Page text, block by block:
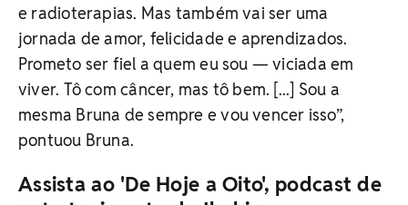
e radioterapias. Mas também vai ser uma
jornada de amor, felicidade e aprendizados.
Prometo ser fiel a quem eu sou — viciada em
viver. Tô com câncer, mas tô bem. [...] Sou a
mesma Bruna de sempre e vou vencer isso”,
pontuou Bruna.
Assista ao 'De Hoje a Oito', podcast de